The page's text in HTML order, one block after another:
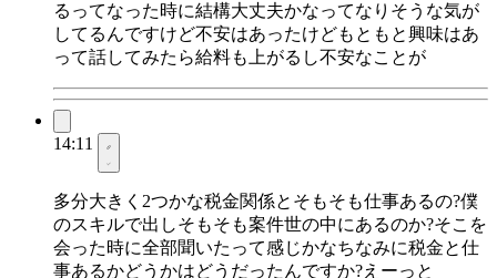
るってなった時に結構大丈夫かなってなりそうな気が
してるんですけど不安はあったけどもともと興味はあ
って話してみたら給料も上がるし不安なことが
14:11
多分大きく2つかな税金関係とそもそも仕事あるの?僕
のスキルで出しそもそも案件世の中にあるのか?そこを
会った時に全部聞いたって感じかなちなみに税金と仕
事あるかどうかはどうだったんですか?えーっと